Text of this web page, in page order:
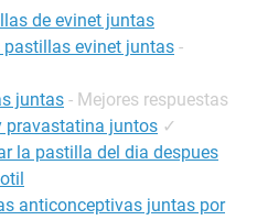
de evinet juntas
evinet juntas -
juntas - Mejores respuestas
pravastatina juntos ✓
la pastilla del dia despues
anticonceptivas juntas por